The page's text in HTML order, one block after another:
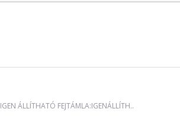
ÁLLÍTHATÓ FEJTÁMLA:IGENÁLLÍTH..